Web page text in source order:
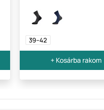
39–42
+ Kosárba rakom